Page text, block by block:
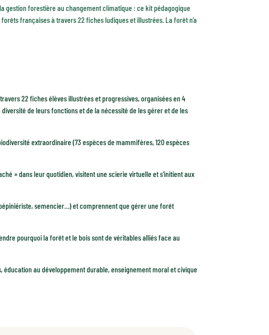
gestion forestière au changement climatique : ce kit pédagogique
françaises à travers 22 fiches ludiques et illustrées. La forêt n’a
22 fiches élèves illustrées et progressives, organisées en 4
de leurs fonctions et de la nécessité de les gérer et de les
extraordinaire (73 espèces de mammifères, 120 espèces
» dans leur quotidien, visitent une scierie virtuelle et s’initient aux
semencier…) et comprennent que gérer une forêt
pourquoi la forêt et le bois sont de véritables alliés face au
au développement durable, enseignement moral et civique